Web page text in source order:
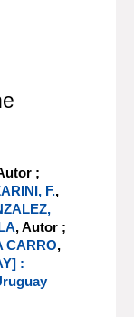
;
F.,
, Autor ;
CARRO,
: